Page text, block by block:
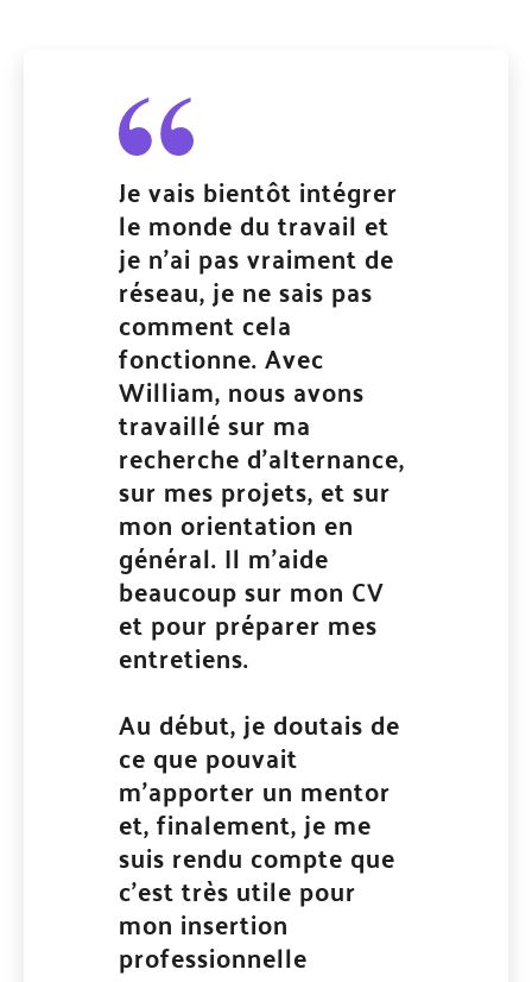
Je vais bientôt intégrer
le monde du travail et
je n’ai pas vraiment de
réseau, je ne sais pas
comment cela
fonctionne. Avec
William, nous avons
travaillé sur ma
recherche d’alternance,
sur mes projets, et sur
mon orientation en
général. Il m’aide
beaucoup sur mon CV
et pour préparer mes
entretiens.
Au début, je doutais de
ce que pouvait
m’apporter un mentor
et, finalement, je me
suis rendu compte que
c’est très utile pour
mon insertion
professionnelle